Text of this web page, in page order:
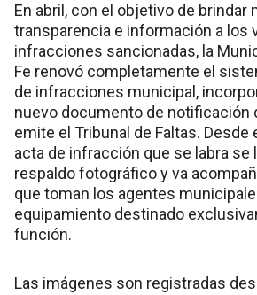
En abril, con el objetivo de brindar
transparencia e información a los
infracciones sancionadas, la
Fe renovó completamente el
de infracciones municipal,
nuevo documento de notificación
emite el Tribunal de Faltas. Desde
acta de infracción que se labra se
respaldo fotográfico y va
que toman los agentes
equipamiento destinado
función.
Las imágenes son registradas